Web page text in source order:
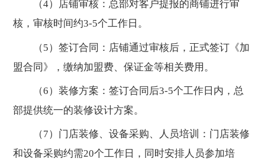
（4）店铺审核：总部对客户提报的商铺进行审
核，审核时间约3-5个工作日。
（5）签订合同：店铺通过审核后，正式签订《加
盟合同》，缴纳加盟费、保证金等相关费用。
（6）装修方案：签订合同后3-5个工作日内，总
部提供统一的装修设计方案。
（7）门店装修、设备采购、人员培训：门店装修
和设备采购约需20个工作日，同时安排人员参加培